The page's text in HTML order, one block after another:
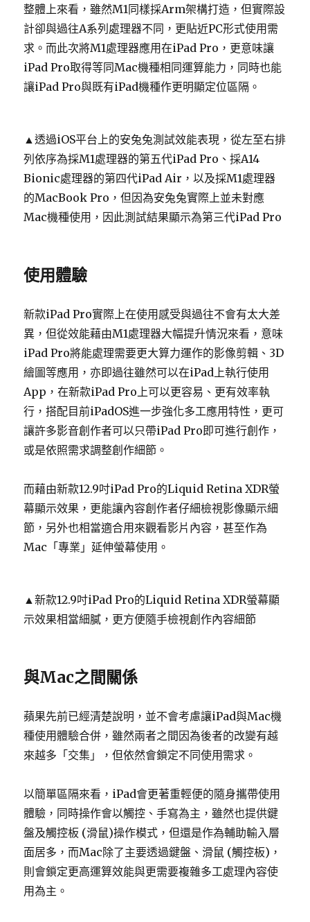
整體上來看，雖然M1同樣採Arm架構打造，但實際設
計卻與過往A系列處理器不同，更貼近PC形式使用需
求。而此次將M1處理器應用在iPad Pro，更意味讓
iPad Pro取得等同Mac機種相同運算能力，同時也能
讓iPad Pro與既有iPad機種作更明顯定位區隔。
▲透過iOS平台上的安兔兔測試效能表現，從左至右排
列依序為採M1處理器的第五代iPad Pro、採A14
Bionic處理器的第四代iPad Air，以及採M1處理器
的MacBook Pro，但因為安兔兔實際上並未對應
Mac機種使用，因此測試結果顯示為第三代iPad Pro
使用體驗
新款iPad Pro實際上在使用感受與過往不會有太大差
異，但從效能藉由M1處理器大幅提升情況來看，意味
iPad Pro將能處理需要更大算力運作的影像剪輯、3D
繪圖等應用，亦即過往雖然可以在iPad上執行使用
App，在新款iPad Pro上可以更容易、更有效率執
行，搭配目前iPadOS進一步強化多工應用特性，更可
讓許多影音創作者可以只帶iPad Pro即可進行創作，
或是依照需求調整創作細節。
而藉由新款12.9吋iPad Pro的Liquid Retina XDR螢
幕顯示效果，更能讓內容創作者仔細檢視影像顯示細
節，另外也相當適合用來觀看影片內容，甚至作為
Mac「專業」延伸螢幕使用。
▲新款12.9吋iPad Pro的Liquid Retina XDR螢幕顯
示效果相當細膩，更方便隨手檢視創作內容細節
與Mac之間關係
蘋果先前已經清楚說明，並不會考慮讓iPad與Mac機
種使用體驗合併，雖然兩者之間因為後者的改變有越
來越多「交集」，但依然會鎖定不同使用需求。
以簡單區隔來看，iPad會更著重輕便的隨身攜帶使用
體驗，同時操作會以觸控、手寫為主，雖然也提供鍵
盤及觸控板 (滑鼠)操作模式，但還是作為輔助輸入層
面居多，而Mac除了主要透過鍵盤、滑鼠 (觸控板)，
則會鎖定更高運算效能與更需要複雜多工處理內容使
用為主。